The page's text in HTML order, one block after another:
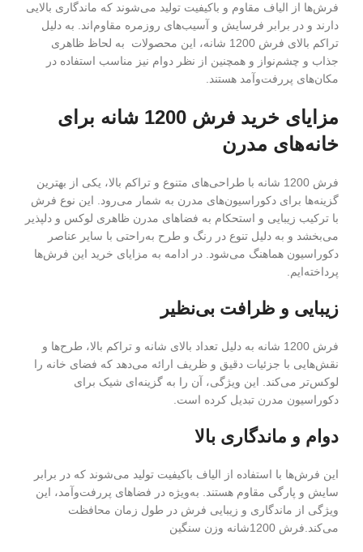
فرش‌ها از الیاف مقاوم و باکیفیت تولید می‌شوند که ماندگاری بالایی
دارند و در برابر فرسایش و آسیب‌های روزمره مقاوم‌اند. به دلیل
تراکم بالای فرش 1200 شانه، این محصولات به لحاظ ظاهری
جذاب و چشم‌نواز و همچنین از نظر دوام نیز مناسب استفاده در
مکان‌های پررفت‌وآمد هستند.
مزایای خرید فرش 1200 شانه برای
خانه‌های مدرن
فرش 1200 شانه با طراحی‌های متنوع و تراکم بالا، یکی از بهترین
گزینه‌ها برای دکوراسیون‌های مدرن به شمار می‌رود. این نوع فرش
با ترکیب زیبایی و استحکام به فضاهای مدرن ظاهری لوکس و دلپذیر
می‌بخشد و به دلیل تنوع در رنگ و طرح به‌راحتی با سایر عناصر
دکوراسیون هماهنگ می‌شود. در ادامه به مزایای خرید این فرش‌ها
پرداخته‌ایم.
زیبایی و ظرافت بی‌نظیر
فرش 1200 شانه به دلیل تعداد بالای شانه و تراکم بالا، طرح‌ها و
نقش‌هایی با جزئیات دقیق و ظریف ارائه می‌دهد که فضای خانه را
لوکس‌تر می‌کند. این ویژگی، آن را به گزینه‌ای شیک برای
دکوراسیون مدرن تبدیل کرده است.
دوام و ماندگاری بالا
این فرش‌ها با استفاده از الیاف باکیفیت تولید می‌شوند که در برابر
سایش و پارگی مقاوم هستند. به‌ویژه در فضاهای پررفت‌وآمد، این
ویژگی از ماندگاری و زیبایی فرش در طول زمان محافظت
می‌کند.فرش 1200شانه وزن سنگین